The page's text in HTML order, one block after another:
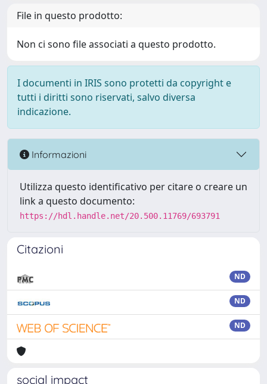
File in questo prodotto:
Non ci sono file associati a questo prodotto.
I documenti in IRIS sono protetti da copyright e
tutti i diritti sono riservati, salvo diversa
indicazione.
Informazioni
Utilizza questo identificativo per citare o creare un
link a questo documento:
https://hdl.handle.net/20.500.11769/693791
Citazioni
ND
ND
ND
social impact